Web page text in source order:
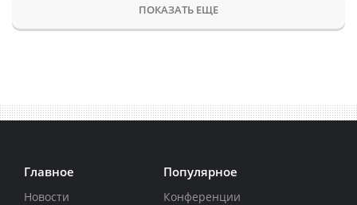
ПОКАЗАТЬ ЕЩЕ
Главное
Новости
Популярное
Конференции